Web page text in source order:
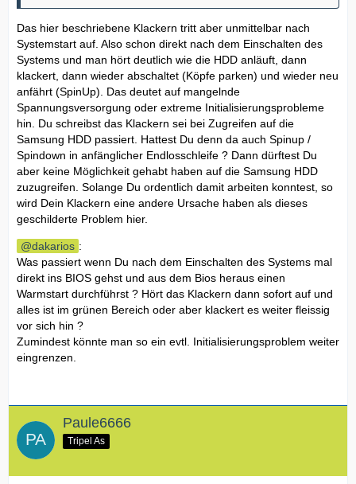
Das hier beschriebene Klackern tritt aber unmittelbar nach
Systemstart auf. Also schon direkt nach dem Einschalten des
Systems und man hört deutlich wie die HDD anläuft, dann
klackert, dann wieder abschaltet (Köpfe parken) und wieder neu
anfährt (SpinUp). Das deutet auf mangelnde
Spannungsversorgung oder extreme Initialisierungsprobleme
hin. Du schreibst das Klackern sei bei Zugreifen auf die
Samsung HDD passiert. Hattest Du denn da auch Spinup /
Spindown in anfänglicher Endlosschleife ? Dann dürftest Du
aber keine Möglichkeit gehabt haben auf die Samsung HDD
zuzugreifen. Solange Du ordentlich damit arbeiten konntest, so
wird Dein Klackern eine andere Ursache haben als dieses
geschilderte Problem hier.
dakarios :
Was passiert wenn Du nach dem Einschalten des Systems mal
direkt ins BIOS gehst und aus dem Bios heraus einen
Warmstart durchführst ? Hört das Klackern dann sofort auf und
alles ist im grünen Bereich oder aber klackert es weiter fleissig
vor sich hin ?
Zumindest könnte man so ein evtl. Initialisierungsproblem weiter
eingrenzen.
Paule6666
Tripel As